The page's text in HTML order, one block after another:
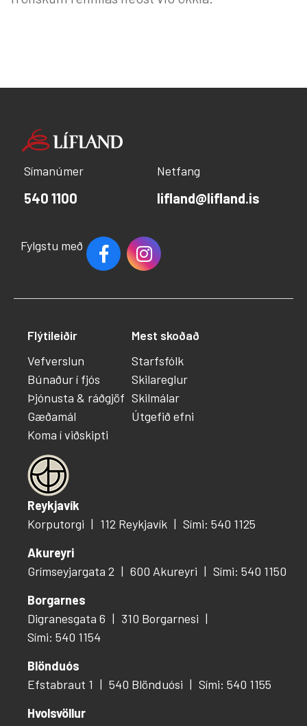
Símanúmer
540 1100
Netfang
lifland@lifland.is
Fylgstu með
Reykjavík
Korputorgi
112 Reykjavík
Sími: 540 1125
Akureyri
Grímseyjargata 2
600 Akureyri
Sími: 540 1150
Borgarnes
Digranesgata 6
310 Borgarnesi
Sími: 540 1154
Blönduós
Efstabraut 1
540 Blönduósi
Sími: 540 1155
Hvolsvöllur
Flýtileiðir
Vefverslun
Búnaður í fjós
Þjónusta & ráðgjöf
Gæðamál
Koma í viðskipti
Mest skoðað
Starfsfólk
Skilareglur
Skilmálar
Útgefið efni